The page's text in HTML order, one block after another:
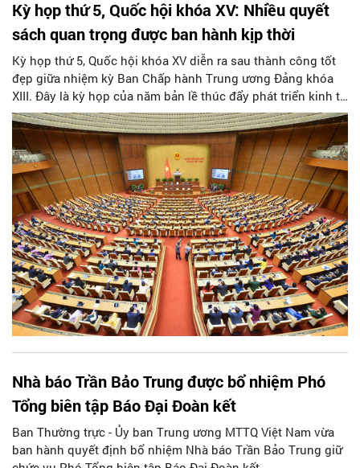
Kỳ họp thứ 5, Quốc hội khóa XV: Nhiều quyết
sách quan trọng được ban hành kịp thời
Kỳ họp thứ 5, Quốc hội khóa XV diễn ra sau thành công tốt
đẹp giữa nhiệm kỳ Ban Chấp hành Trung ương Đảng khóa
XIII. Đây là kỳ họp của năm bản lề thúc đẩy phát triển kinh tế
- xã hội, thực hiện thắng lợi Nghị quyết Đại hội XIII của Đảng.
Nhà báo Trần Bảo Trung được bổ nhiệm Phó
Tổng biên tập Báo Đại Đoàn kết
Ban Thường trực - Ủy ban Trung ương MTTQ Việt Nam vừa
ban hành quyết định bổ nhiệm Nhà báo Trần Bảo Trung giữ